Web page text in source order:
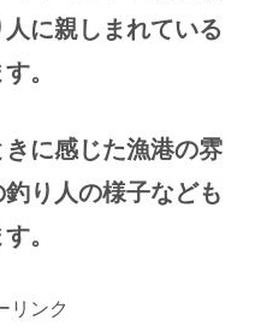
に親しまれている
。
に感じた漁港の雰
り人の様子なども
。
リンク